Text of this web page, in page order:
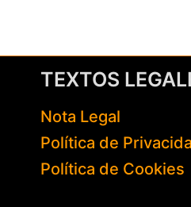
TEXTOS
Nota Legal
Política de
Política de Cookies